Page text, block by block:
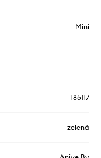
Mini
185117
zelená